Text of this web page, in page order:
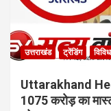
उत्तराखंड ट्रेंडिंग विविध
Uttarakhand
1075 करोड़ का